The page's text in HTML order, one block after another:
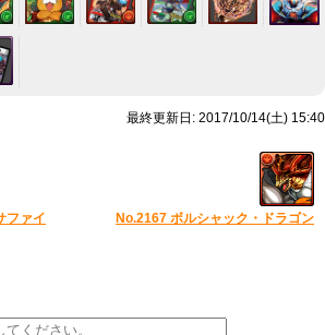
最終更新日: 2017/10/14(土) 15:40
ファイ
No.2167 ボルシャック・ドラゴン